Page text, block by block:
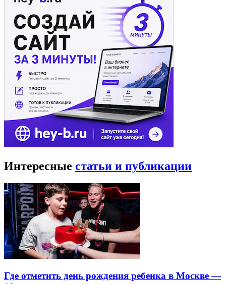
Интересные статьи и публикации
Где отметить день рождения ребенка в Москве —